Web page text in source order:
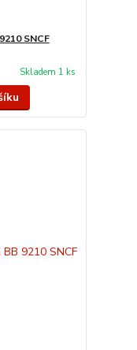
SNCF
Skladem 1 ks